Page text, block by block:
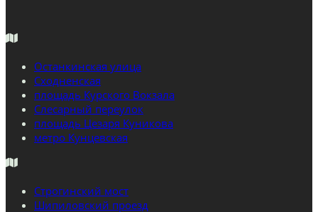
Останкинская улица
Сходненская
площадь Курского Вокзала
Слесарный переулок
площадь Цезаря Куникова
метро Кунцевская
Строгинский мост
Шипиловский проезд